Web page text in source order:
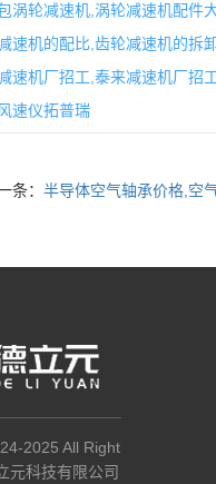
涡轮减速机,涡轮减速机配件
速机的配比,齿轮减速机的拆
速机厂招工,泰来减速机厂招
速仪拓普瑞
条： 半导体空气轴承价格,空
2025 All Right
元科技有限公司